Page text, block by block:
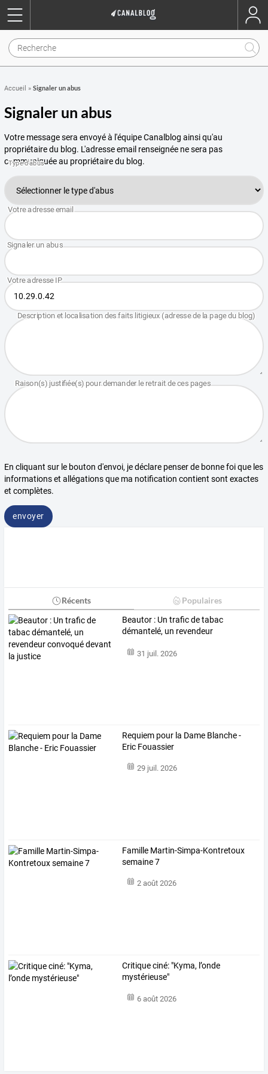
Accueil » Signaler un abus
Signaler un abus
Votre message sera envoyé à l'équipe Canalblog ainsi qu'au
propriétaire du blog. L'adresse email renseignée ne sera pas
communiquée au propriétaire du blog.
En cliquant sur le bouton d'envoi, je déclare penser de bonne foi que les
informations et allégations que ma notification contient sont exactes
et complètes.
envoyer
Récents Populaires
Beautor : Un traficdetabac
démantelé, un revendeur
31 juil. 2026
Requiem pour la Dame Blanche -
Eric Fouassier
29 juil. 2026
Famille Martin-Simpa-Kontretoux
semaine 7
2 août 2026
Critique ciné: "Kyma, l’onde
mystérieuse"
6 août 2026